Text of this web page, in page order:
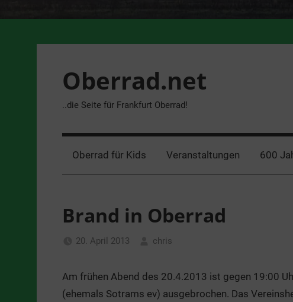
Oberrad.net
..die Seite für Frankfurt Oberrad!
Oberrad für Kids Veranstaltungen 600
Brand in Oberrad
20. April 2013
chris
Am frühen Abend des 20.4.2013 ist gegen 19:00
(ehemals Sotrams ev) ausgebrochen. Das